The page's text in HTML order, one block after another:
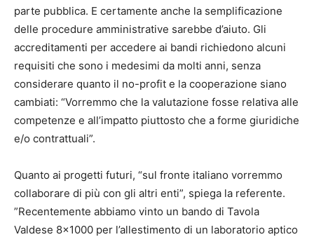
parte pubblica. E certamente anche la semplificazione
delle procedure amministrative sarebbe d’aiuto. Gli
accreditamenti per accedere ai bandi richiedono alcuni
requisiti che sono i medesimi da molti anni, senza
considerare quanto il no-profit e la cooperazione siano
cambiati: “Vorremmo che la valutazione fosse relativa alle
competenze e all’impatto piuttosto che a forme giuridiche
e/o contrattuali”.
Quanto ai progetti futuri, “sul fronte italiano vorremmo
collaborare di più con gli altri enti”, spiega la referente.
”Recentemente abbiamo vinto un bando di Tavola
Valdese 8×1000 per l’allestimento di un laboratorio aptico